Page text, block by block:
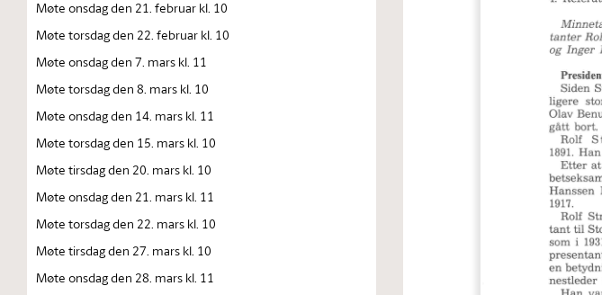
Møte onsdag den 21. februar kl. 10
Møte torsdag den 22. februar kl. 10
Møte onsdag den 7. mars kl. 11
Møte torsdag den 8. mars kl. 10
Møte onsdag den 14. mars kl. 11
Møte torsdag den 15. mars kl. 10
Møte tirsdag den 20. mars kl. 10
Møte onsdag den 21. mars kl. 11
Møte torsdag den 22. mars kl. 10
Møte tirsdag den 27. mars kl. 10
Møte onsdag den 28. mars kl. 11